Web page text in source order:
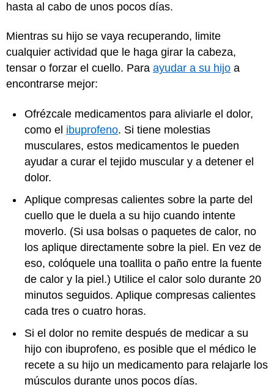
hasta al cabo de unos pocos días.
Mientras su hijo se vaya recuperando, limite
cualquier actividad que le haga girar la cabeza,
tensar o forzar el cuello. Para ayudar a su hijo a
encontrarse mejor:
Ofrézcale medicamentos para aliviarle el dolor,
como el ibuprofeno. Si tiene molestias
musculares, estos medicamentos le pueden
ayudar a curar el tejido muscular y a detener el
dolor.
Aplique compresas calientes sobre la parte del
cuello que le duela a su hijo cuando intente
moverlo. (Si usa bolsas o paquetes de calor, no
los aplique directamente sobre la piel. En vez de
eso, colóquele una toallita o paño entre la fuente
de calor y la piel.) Utilice el calor solo durante 20
minutos seguidos. Aplique compresas calientes
cada tres o cuatro horas.
Si el dolor no remite después de medicar a su
hijo con ibuprofeno, es posible que el médico le
recete a su hijo un medicamento para relajarle los
músculos durante unos pocos días.